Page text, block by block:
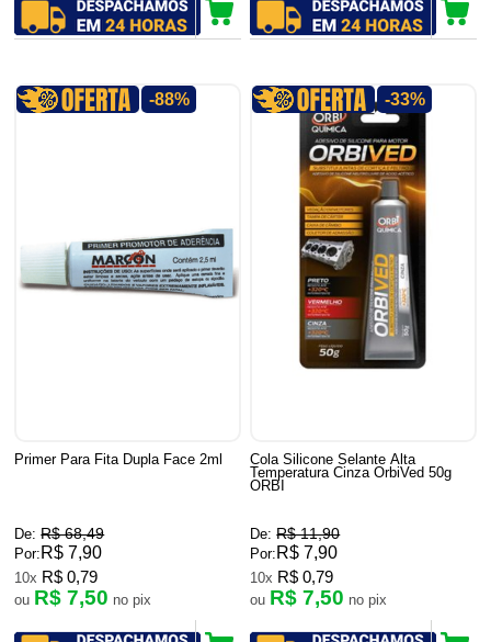
-88%
Primer Para Fita Dupla Face 2ml
De: R$ 68,49
Por: R$ 7,90
10x R$ 0,79
ou R$ 7,50 no pix
-33%
Cola Silicone Selante Alta
Temperatura Cinza OrbiVed 50g
ORBI
De: R$ 11,90
Por: R$ 7,90
10x R$ 0,79
ou R$ 7,50 no pix